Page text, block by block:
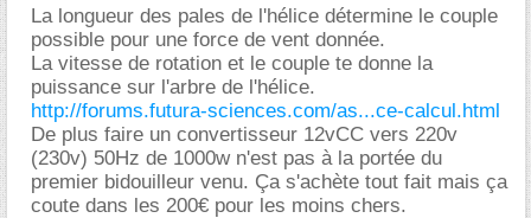
La longueur des pales de l'hélice détermine le couple
possible pour une force de vent donnée.
La vitesse de rotation et le couple te donne la
puissance sur l'arbre de l'hélice.
http://forums.futura-sciences.com/as...ce-calcul.html
De plus faire un convertisseur 12vCC vers 220v
(230v) 50Hz de 1000w n'est pas à la portée du
premier bidouilleur venu. Ça s'achète tout fait mais ça
coute dans les 200€ pour les moins chers.